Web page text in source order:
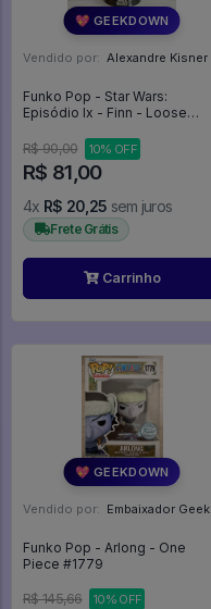
💖 GEEKDOWN
Vendido por: Alexandre Kisner - PR
Funko Pop - Star Wars:
Episódio Ix - Finn - Loose
R$ 90,00
10% OFF
R$ 81,00
4x R$ 20,25 sem juros
Frete Grátis
Carrinho
💖 GEEKDOWN
Vendido por: Embaixador Geek - SP
Funko Pop - Arlong - One
Piece #1779
R$ 145,66 10% OFF